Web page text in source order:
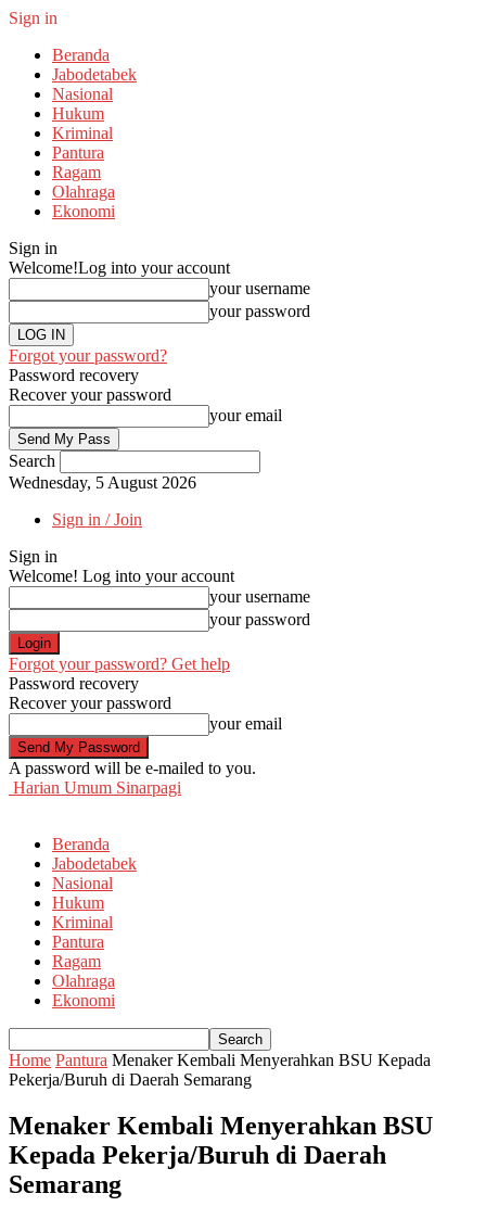
Sign in
Beranda
Jabodetabek
Nasional
Hukum
Kriminal
Pantura
Ragam
Olahraga
Ekonomi
Sign in
Welcome!Log into your account
your username
your password
Forgot your password?
Password recovery
Recover your password
your email
Search
Wednesday, 5 August 2026
Sign in / Join
Sign in
Welcome! Log into your account
your username
your password
Forgot your password? Get help
Password recovery
Recover your password
your email
A password will be e-mailed to you.
Harian Umum Sinarpagi
Beranda
Jabodetabek
Nasional
Hukum
Kriminal
Pantura
Ragam
Olahraga
Ekonomi
Home Pantura Menaker Kembali Menyerahkan BSU Kepada
Pekerja/Buruh di Daerah Semarang
Menaker Kembali Menyerahkan BSU
Kepada Pekerja/Buruh di Daerah
Semarang